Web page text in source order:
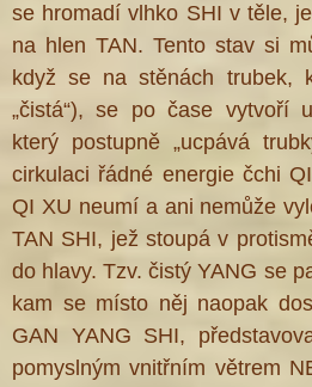
se hromadí vlhko SHI v těle,
na hlen TAN. Tento stav si
když se na stěnách trubek,
„čistá“), se po čase vytvoří
který postupně „ucpává
cirkulaci řádné energie čchi
QI XU neumí a ani nemůže
TAN SHI, jež stoupá v
do hlavy. Tzv. čistý YANG se
kam se místo něj naopak
GAN YANG SHI,
pomyslným vnitřním větrem